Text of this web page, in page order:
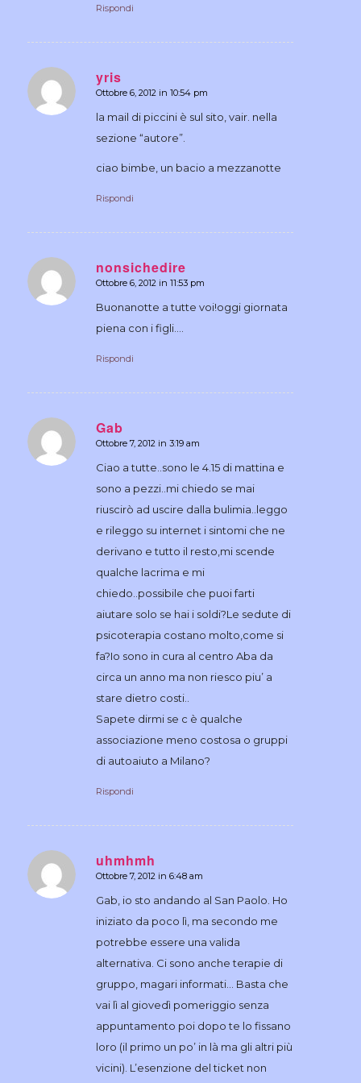
Rispondi
yris
dice:
Ottobre 6, 2012 in 10:54 pm
la mail di piccini è sul sito, vair. nella
sezione “autore”.
ciao bimbe, un bacio a mezzanotte
Rispondi
nonsichedire
dice:
Ottobre 6, 2012 in 11:53 pm
Buonanotte a tutte voi!oggi giornata
piena con i figli….
Rispondi
Gab
dice:
Ottobre 7, 2012 in 3:19 am
Ciao a tutte..sono le 4.15 di mattina e
sono a pezzi..mi chiedo se mai
riuscirò ad uscire dalla bulimia..leggo
e rileggo su internet i sintomi che ne
derivano e tutto il resto,mi scende
qualche lacrima e mi
chiedo..possibile che puoi farti
aiutare solo se hai i soldi?Le sedute di
psicoterapia costano molto,come si
fa?Io sono in cura al centro Aba da
circa un anno ma non riesco piu’ a
stare dietro costi..
Sapete dirmi se c è qualche
associazione meno costosa o gruppi
di autoaiuto a Milano?
Rispondi
uhmhmh
dice:
Ottobre 7, 2012 in 6:48 am
Gab, io sto andando al San Paolo. Ho
iniziato da poco lì, ma secondo me
potrebbe essere una valida
alternativa. Ci sono anche terapie di
gruppo, magari informati… Basta che
vai lì al giovedì pomeriggio senza
appuntamento poi dopo te lo fissano
loro (il primo un po’ in là ma gli altri più
vicini). L’esenzione del ticket non